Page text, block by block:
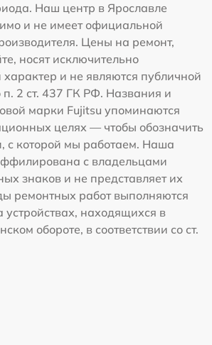
Наш центр в Ярославле
и не имеет официальной
Цены на ремонт,
носят исключительно
и не являются публичной
п. 2 ст. 437 ГК РФ. Названия и
марки Fujitsu упоминаются
целях — чтобы обозначить
с которой мы работаем. Наша
с владельцами
знаков и не представляет их
ремонтных работ выполняются
устройствах, находящихся в
обороте, в соответствии со ст.